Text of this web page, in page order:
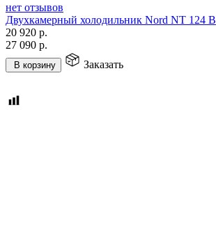
нет отзывов
Двухкамерный холодильник Nord NT 124 B
20 920 р.
27 090 р.
В корзину Заказать